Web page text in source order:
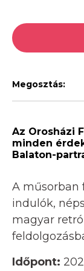
Megosztás:
Az Orosházi
minden
Balaton-
A műsorban
indulók,
magyar
Időpont: